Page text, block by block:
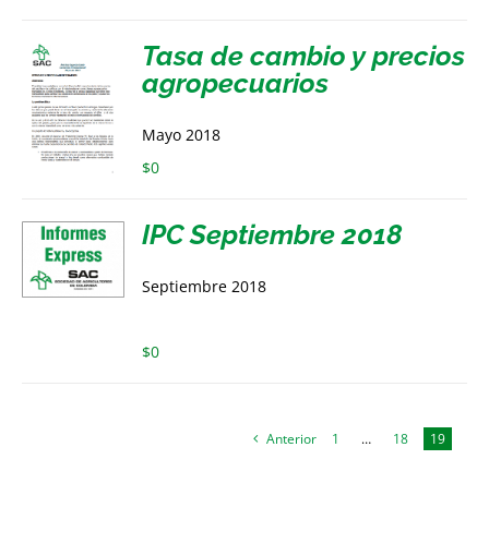
Tasa de cambio y precios
agropecuarios
Mayo 2018
$0
IPC Septiembre 2018
Septiembre 2018
$0
Anterior 1 … 18 19